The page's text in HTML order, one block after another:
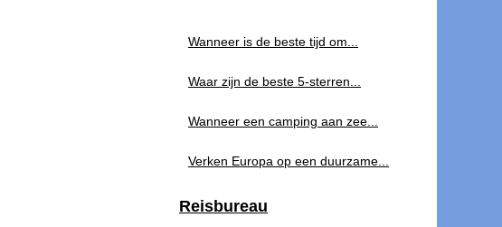
Wanneer is de beste tijd om...
Waar zijn de beste 5-sterren...
Wanneer een camping aan zee...
Verken Europa op een duurzame...
Reisbureau